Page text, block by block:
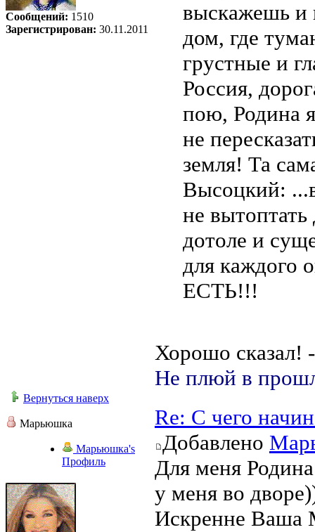
Сообщений: 1510
Зарегистрирован: 30.11.2011
выскажешь и
дом, где
грустные и
Россия,
пою, Родина
не
земля! Та
Высоцкий:
не
дотоле и
для каждого
ЕСТЬ!!!
Хорошо сказал!
Не плюй в
Вернуться наверх
Марьюшка
Марьюшка's
Профиль
Re: С чего
Добавлено
Для меня Родина
у меня во
Искренне Ваша